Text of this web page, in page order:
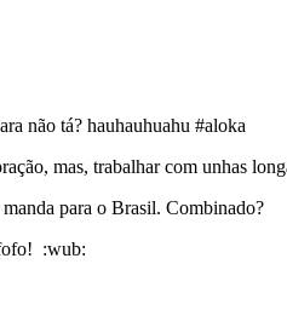
não tá? hauhauhuahu #aloka
mas, trabalhar com unhas
para o Brasil. Combinado?
:wub: